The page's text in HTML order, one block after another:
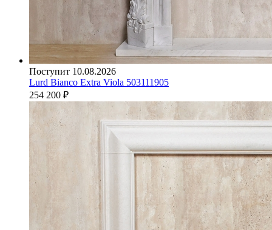
Поступит 10.08.2026
Lurd Bianco Extra Viola 503111905
254 200 ₽